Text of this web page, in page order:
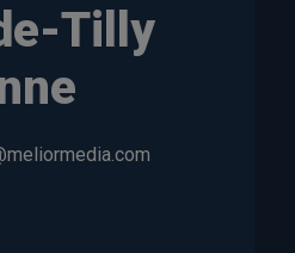
Tilly